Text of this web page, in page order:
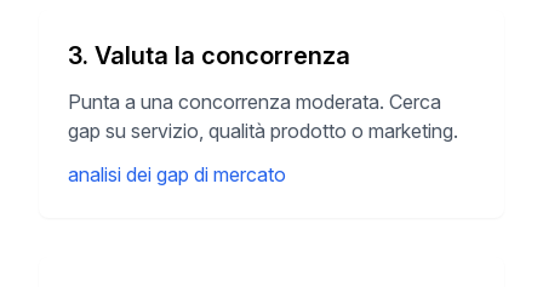
3. Valuta la concorrenza
Punta a una concorrenza moderata. Cerca
gap su servizio, qualità prodotto o marketing.
analisi dei gap di mercato